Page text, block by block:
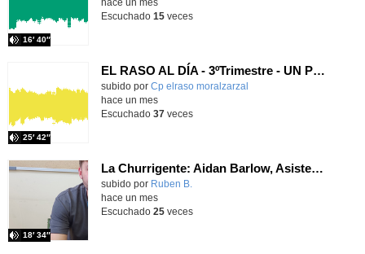
16′ 40″
hace un mes
Escuchado 15veces
EL RASO AL DÍA - 3ºTrimestre - UN PROGRAMA VIRAL
Contenido educativo.
subido por Cp elraso moralzarzal
25′ 42″
hace un mes
Escuchado 37veces
La Churrigente: Aidan Barlow, Asistente de Lengua Inglesa
subido por Ruben B.
18′ 34″
hace un mes
Escuchado 25veces